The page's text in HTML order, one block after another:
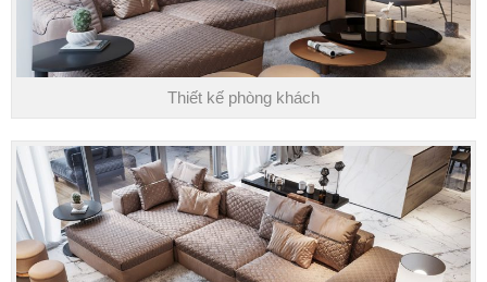
Thiết kế phòng khách